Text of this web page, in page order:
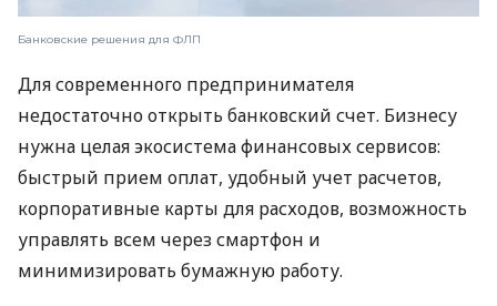
Банковские решения для ФЛП
Для современного предпринимателя
недостаточно открыть банковский счет. Бизнесу
нужна целая экосистема финансовых сервисов:
быстрый прием оплат, удобный учет расчетов,
корпоративные карты для расходов, возможность
управлять всем через смартфон и
минимизировать бумажную работу.